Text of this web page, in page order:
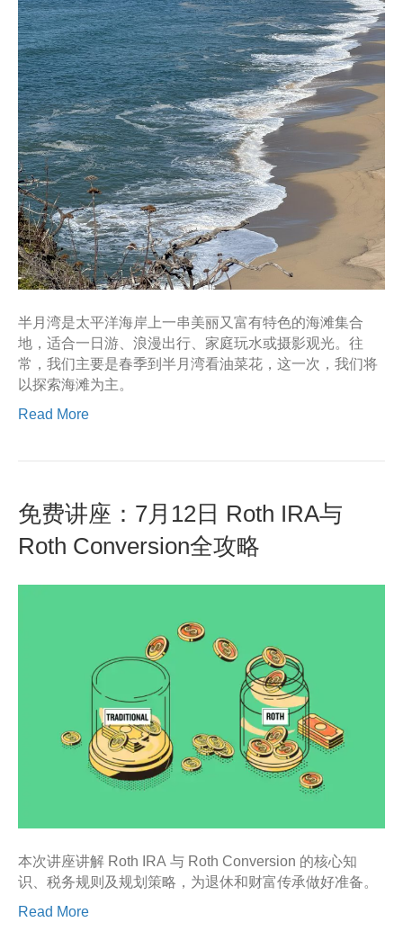
半月湾是太平洋海岸上一串美丽又富有特色的海滩集合
地，适合一日游、浪漫出行、家庭玩水或摄影观光。往
常，我们主要是春季到半月湾看油菜花，这一次，我们将
以探索海滩为主。
Read More
免费讲座：7月12日 Roth IRA与
Roth Conversion全攻略
本次讲座讲解 Roth IRA 与 Roth Conversion 的核心知
识、税务规则及规划策略，为退休和财富传承做好准备。
Read More